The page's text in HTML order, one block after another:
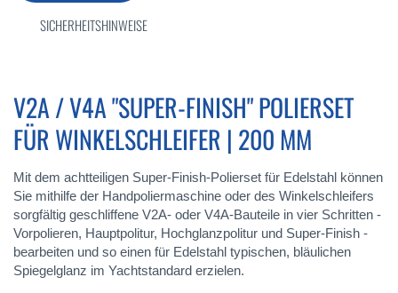
V2A / V4A "SUPER-FINISH" POLIERSET
FÜR WINKELSCHLEIFER | 200 MM
Mit dem achtteiligen Super-Finish-Polierset für Edelstahl können
Sie mithilfe der Handpoliermaschine oder des Winkelschleifers
sorgfältig geschliffene V2A- oder V4A-Bauteile in vier Schritten -
Vorpolieren, Hauptpolitur, Hochglanzpolitur und Super-Finish -
bearbeiten und so einen für Edelstahl typischen, bläulichen
Spiegelglanz im Yachtstandard erzielen.
SICHERHEITSHINWEISE